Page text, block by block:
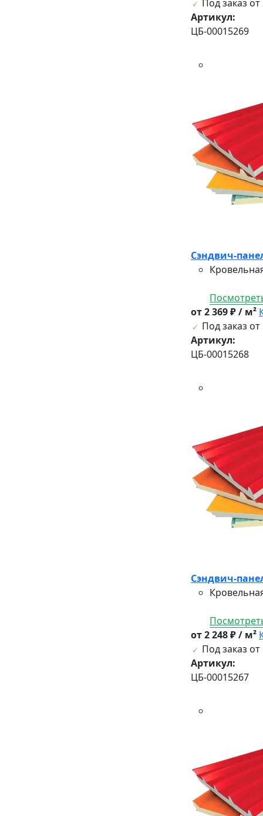
Под заказ от
Артикул:
ЦБ-00015269
Сэндвич-
от 2 369 ₽ / м²
Под заказ от
Артикул:
ЦБ-00015268
Сэндвич-
от 2 248 ₽ / м²
Под заказ от
Артикул:
ЦБ-00015267